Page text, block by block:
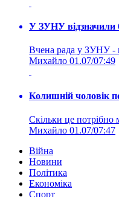
У ЗУНУ відзначили
Вчена рада у ЗУНУ -
Михайло 01.07/07:49
Колишній чоловік
Скільки це потрібно
Михайло 01.07/07:47
Війна
Новини
Політика
Економіка
Спорт